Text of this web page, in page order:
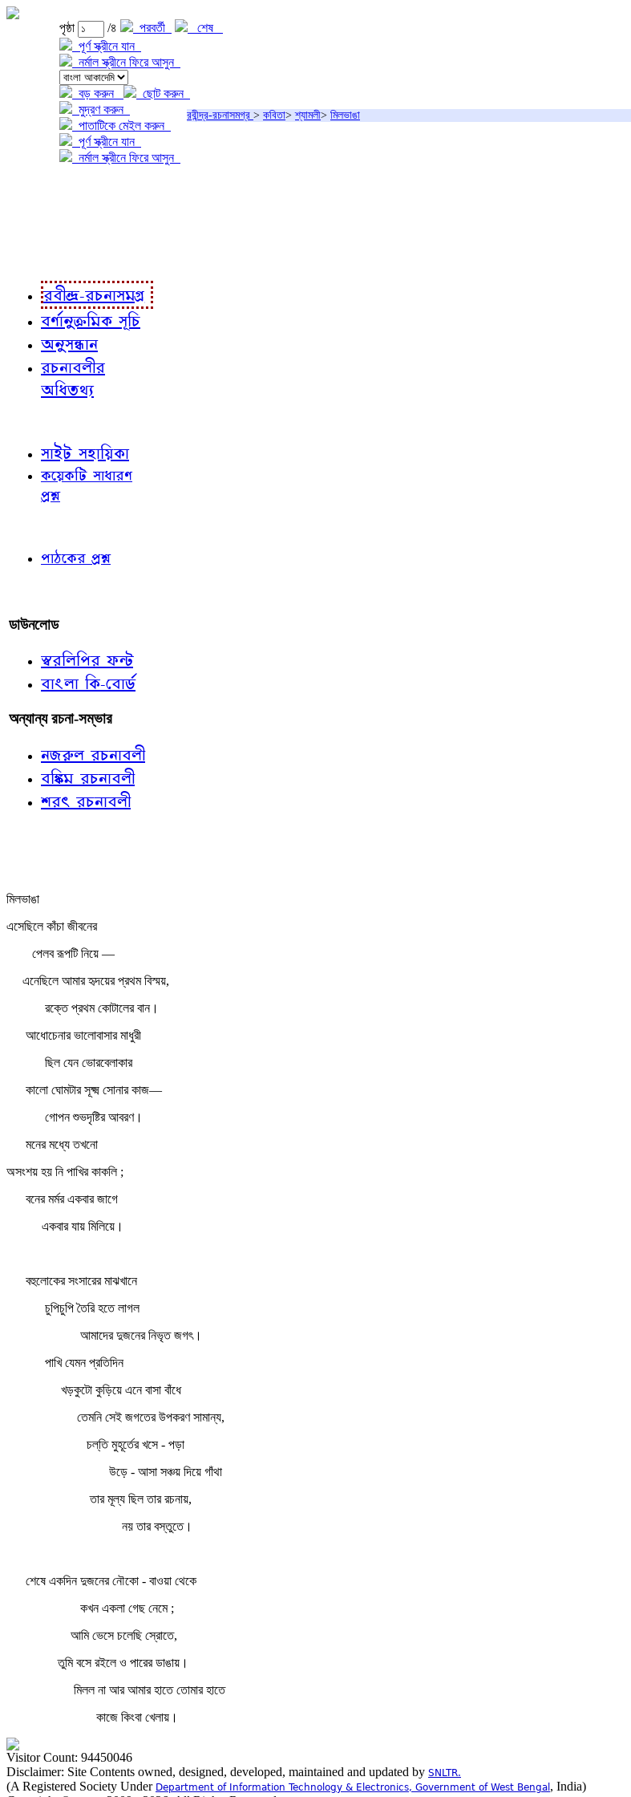
পৃষ্ঠা /৪ পরবর্তী
শেষ
পূর্ণ স্ক্রীনে যান
নর্মাল স্ক্রীনে ফিরে আসুন
বড় করুন
ছোট করুন
মুদ্রণ করুন
পাতাটিকে মেইল করুন
পূর্ণ স্ক্রীনে যান
নর্মাল স্ক্রীনে ফিরে আসুন
রবীন্দ্র-রচনাসমগ্র > কবিতা>শ্যামলী> মিলভাঙা
রবীন্দ্র-রচনাসমগ্র
বর্ণানুক্রমিক সূচি
অনুসন্ধান
রচনাবলীর
অধিতথ্য
সাইট সহায়িকা
কয়েকটি সাধারণ
প্রশ্ন
পাঠকের প্রশ্ন
ডাউনলোড
স্বরলিপির ফন্ট
বাংলা কি-বোর্ড
অন্যান্য রচনা-সম্ভার
নজরুল রচনাবলী
বঙ্কিম রচনাবলী
শরৎ রচনাবলী
মিলভাঙা
এসেছিলে কাঁচা জীবনের
পেলব রূপটি নিয়ে —
এনেছিলে আমার হৃদয়ের প্রথম বিস্ময়,
রক্তে প্রথম কোটালের বান।
আধোচেনার ভালোবাসার মাধুরী
ছিল যেন ভোরবেলাকার
কালো ঘোমটার সূক্ষ্ম সোনার কাজ—
গোপন শুভদৃষ্টির আবরণ।
মনের মধ্যে তখনো
অসংশয় হয় নি পাখির কাকলি ;
বনের মর্মর একবার জাগে
একবার যায় মিলিয়ে।
বহুলোকের সংসারের মাঝখানে
চুপিচুপি তৈরি হতে লাগল
আমাদের দুজনের নিভৃত জগৎ।
পাখি যেমন প্রতিদিন
খড়কুটো কুড়িয়ে এনে বাসা বাঁধে
তেমনি সেই জগতের উপকরণ সামান্য,
চল্‌তি মুহূর্তের খসে - পড়া
উড়ে - আসা সঞ্চয় দিয়ে গাঁথা
তার মূল্য ছিল তার রচনায়,
নয় তার বস্তুতে।
শেষে একদিন দুজনের নৌকো - বাওয়া থেকে
কখন একলা গেছ নেমে ;
আমি ভেসে চলেছি স্রোতে,
তুমি বসে রইলে ও পারের ডাঙায়।
মিলল না আর আমার হাতে তোমার হাতে
কাজে কিংবা খেলায়।
Visitor Count: 94450046
Disclaimer: Site Contents owned, designed, developed, maintained and updated by SNLTR.
(A Registered Society Under Department of Information Technology & Electronics, Government of West Bengal , India)